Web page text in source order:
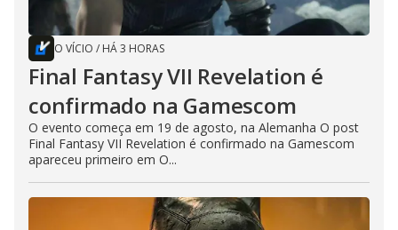
O VÍCIO / HÁ 3 HORAS
Final Fantasy VII Revelation é
confirmado na Gamescom
O evento começa em 19 de agosto, na Alemanha O post
Final Fantasy VII Revelation é confirmado na Gamescom
apareceu primeiro em O...